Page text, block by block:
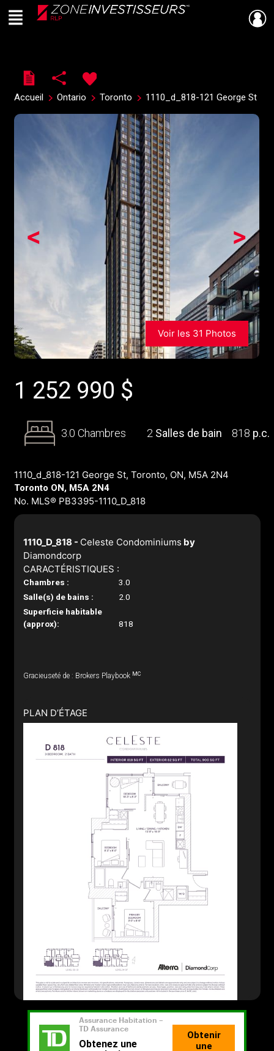
Live
En Direct
Menu
Accueil Ontario Toronto 1110_d_818-121 George St
>
<
Voir les 31 Photos
1 252 990 $
3.0 Chambres 2 Salles de bain 818 p.c.
1110_d_818-121 George St, Toronto, ON, M5A 2N4
Toronto ON, M5A 2N4
No. MLS® PB3395-1110_D_818
1110_D_818 - Celeste Condominiums by
Diamondcorp
CARACTÉRISTIQUES :
Chambres :
3.0
Salle(s) de bains :
2.0
Superficie habitable
(approx):
818
Gracieuseté de : Brokers Playbook MC
PLAN D’ÉTAGE